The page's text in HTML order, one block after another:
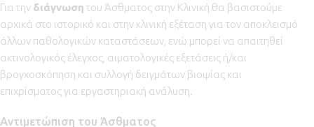
Για την διάγνωση του Άσθματος στην Κλινική θα βασιστούμε
αρχικά στο ιστορικό και στην κλινική εξέταση για τον αποκλεισμό
άλλων παθολογικών καταστάσεων, ενώ μπορεί να απαιτηθεί
ακτινολογικός έλεγχος, αιματολογικές εξετάσεις ή/και
βρογχοσκόπηση και συλλογή δειγμάτων βιοψίας και
επιχρίσματος για εργαστηριακή ανάλυση.
Αντιμετώπιση του Άσθματος